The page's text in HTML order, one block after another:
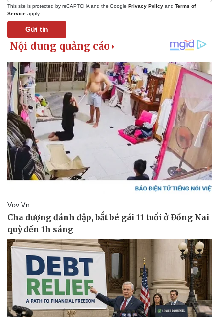
Thể thao
Bóng đá
Lịch thi đấu bóng đá
eSports
Hậu trường
This site is protected by reCAPTCHA and the Google Privacy Policy and Terms of
Service apply.
Gửi tin